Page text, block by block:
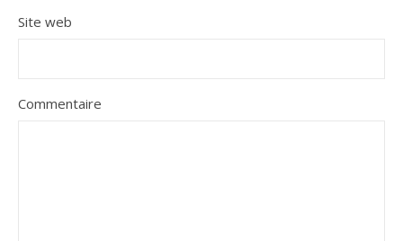
Site web
Commentaire